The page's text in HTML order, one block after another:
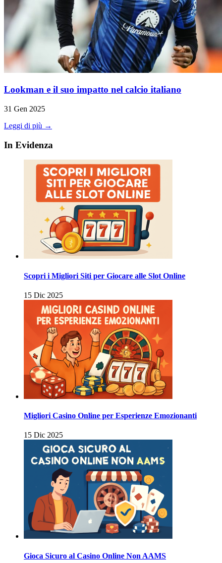
Lookman e il suo impatto nel calcio italiano
31 Gen 2025
Leggi di più →
In Evidenza
Scopri i Migliori Siti per Giocare alle Slot Online
15 Dic 2025
Migliori Casino Online per Esperienze Emozionanti
15 Dic 2025
Gioca Sicuro al Casino Online Non AAMS